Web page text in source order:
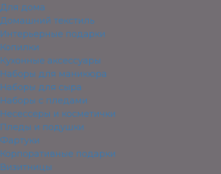
Для дома
Домашний текстиль
Интерьерные подарки
Копилки
Кухонные аксессуары
Наборы для маникюра
Наборы для сыра
Наборы с пледами
Несессеры и косметички
Пледы и подушки
Фартуки
Корпоративные подарки
Визитницы